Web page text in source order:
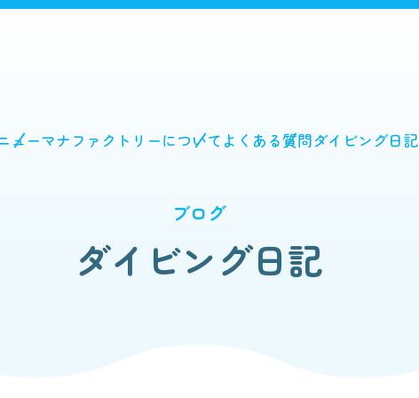
ューマナファクトリーについて よくある質問ダイビング日記
ブログ
ダイビング日記